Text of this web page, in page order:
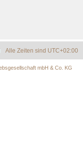
Alle Zeiten sind UTC+02:00
mbH & Co. KG